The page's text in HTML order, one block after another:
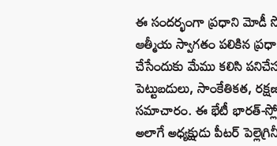
ఈ సందర్భంగా ప్రధాని మోడీ
ఆత్మీయ స్వాగతం పలికిన
చేసేందుకు మేము కలిసి
పెట్టుబడులు, సాంకేతికత,
సమాచారం. ఈ భేటీ భారత్-
అలాగే అధ్యక్షుడు పీటర్